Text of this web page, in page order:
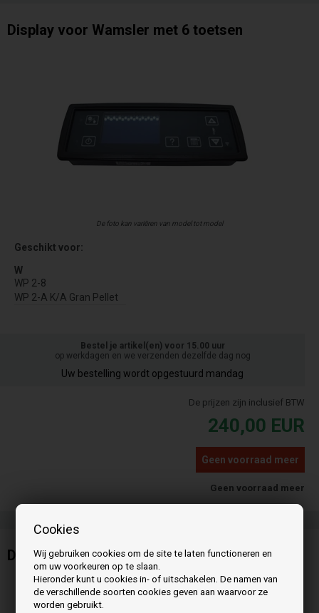
Cookies
Wij gebruiken cookies om de site te laten functioneren en
om uw voorkeuren op te slaan.
Hieronder kunt u cookies in- of uitschakelen. De namen van
de verschillende soorten cookies geven aan waarvoor ze
worden gebruikt.
Display voor Wamsler met 6 toetsen
De foto kan variëren van model tot model
Geschikt voor:
W
WP 2-8
WP 2-A K/A Gran Pellet
Bestel je artikel(en) voor 15.00 uur
op werkdagen en we verzenden dezelfde dag nog
Uw bestelling wordt opgestuurd mandag
De prijzen zijn inclusief BTW
240,00 EUR
Geen voorraad meer
Geen voorraad meer
Display voor Wamsler met 6 toetsen